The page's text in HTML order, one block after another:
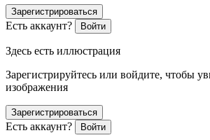
Зарегистрироваться
Есть аккаунт? Войти
Здесь есть иллюстрация
Зарегистрируйтесь или войдите, чтобы
изображения
Зарегистрироваться
Есть аккаунт? Войти